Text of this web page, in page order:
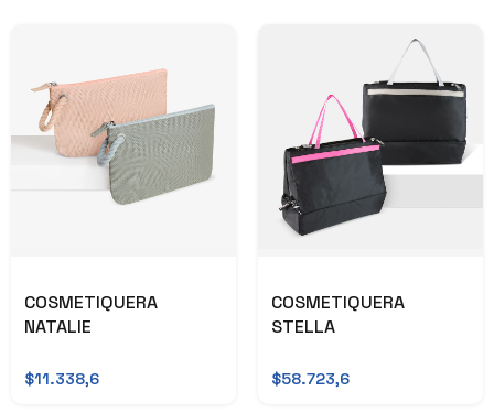
COSMETIQUERA
NATALIE
$11.338,6
COSMETIQUERA
STELLA
$58.723,6